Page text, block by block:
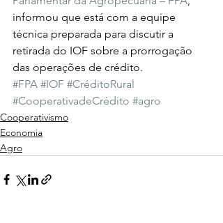
informou que está com a equipe
técnica preparada para discutir a
retirada do IOF sobre a prorrogação
das operações de crédito.
#FPA #IOF #CréditoRural
#CooperativadeCrédito #agro
Cooperativismo
Economia
Agro